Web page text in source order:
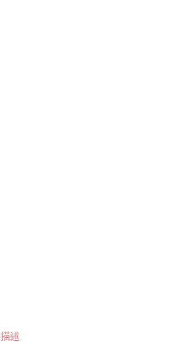
描述